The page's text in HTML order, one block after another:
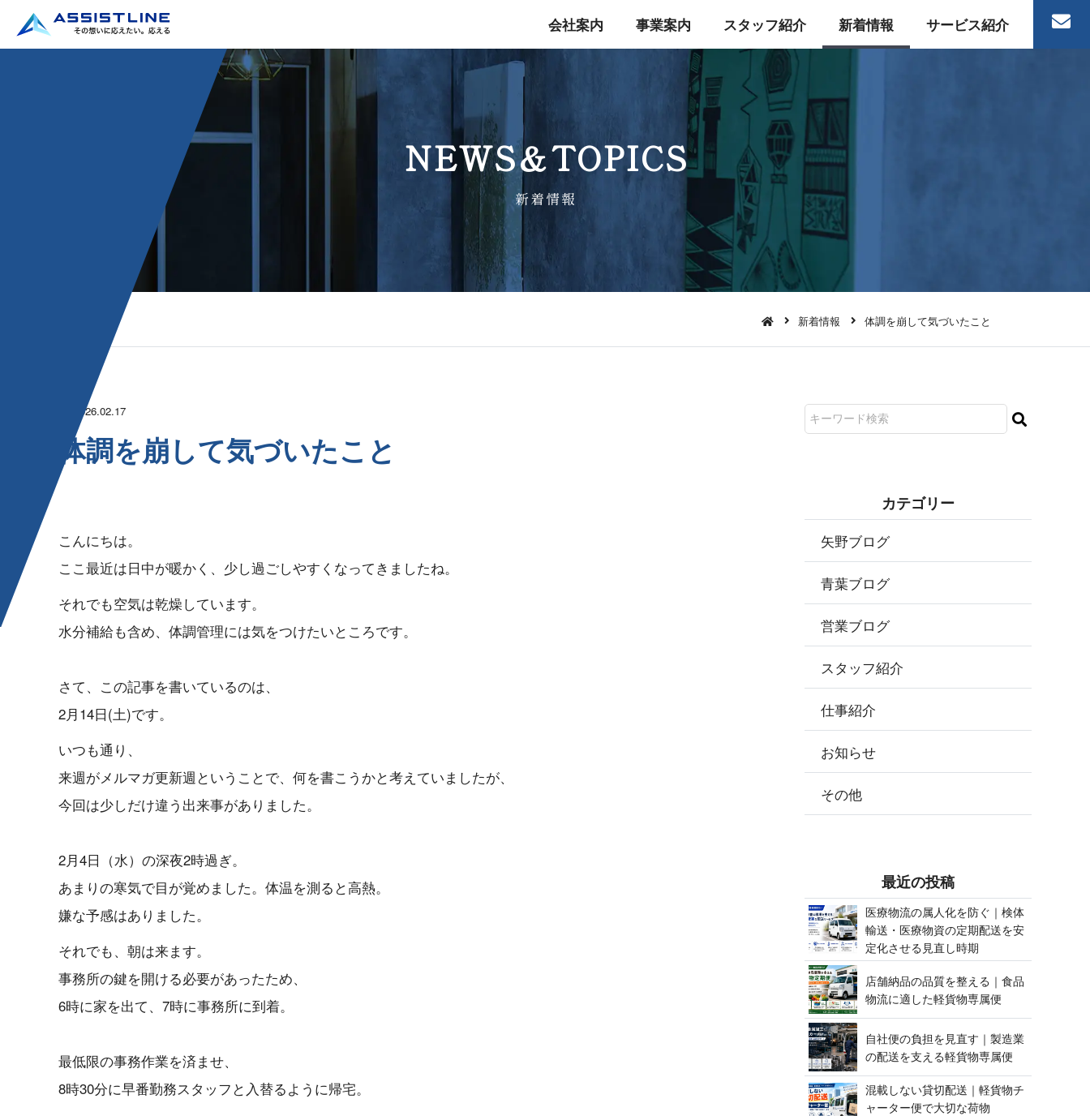
会社案内 事業案内 スタッフ紹介 新着情報 サービス紹介
NEWS＆TO P I C S
新 着 情 報
新着情報 体調を崩して気づいたこと
2026.02.17
体調を崩して気づ い た こ と
こんにちは。
ここ最近は日中が暖かく、少し過ごしやすくなってきましたね。
それでも空気は乾燥しています。
水分補給も含め、体調管理には気をつけたいところです。
さて、この記事を書いているのは、
2月14日(土)です。
いつも通り、
来週がメルマガ更新週ということで、何を書こうかと考えていましたが、
今回は少しだけ違う出来事がありました。
2月4日（水）の深夜2時過ぎ。
あまりの寒気で目が覚めました。体温を測ると高熱。
嫌な予感はありました。
それでも、朝は来ます。
事務所の鍵を開ける必要があったため、
6時に家を出て、7時に事務所に到着。
最低限の事務作業を済ませ、
8時30分に早番勤務スタッフと入替るように帰宅。
カ テ ゴ リ ー
矢野ブログ
青葉ブログ
営業ブログ
スタッフ紹介
仕事紹介
お知らせ
その他
最 近 の 投 稿
医療物流の属人化を防ぐ｜検体
輸送・医療物資の定期配送を安
定化させる見 直 し 時 期
店舗納品の品質を整える｜食品
物流に適した軽貨 物 専 属 便
自社便の負担を見直す｜製造業
の配送を支える軽貨 物 専 属 便
混載しない貸切配送｜軽貨物チ
ャーター便で大切な荷物